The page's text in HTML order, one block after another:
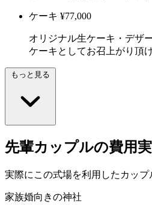
ケーキ ¥77,000
オリジナル生ケーキ・デザ
ケーキとしてお召上がり頂
もっと見る
先輩カップルの費用
実際にこの式場を利用したカップ
家族婚向きの神社